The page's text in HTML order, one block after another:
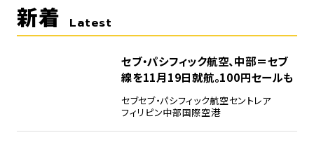
新着 Latest
セブ・パシフィック航空、中部＝セブ
線を11月19日就航。100円セールも
セブセブ・パシフィック航空セントレア
フィリピン中部国際空港